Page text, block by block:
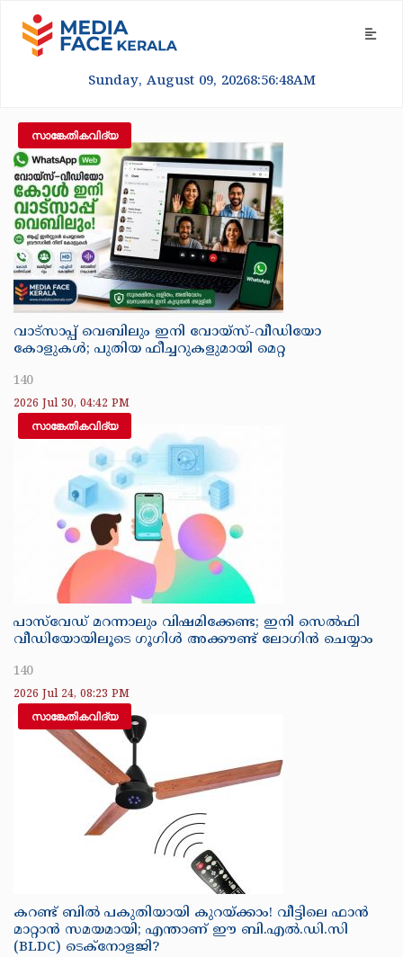
Sunday, August 09, 20268:56:50AM
സാങ്കേതികവിദ്യ
വാട്‌സാപ്പ് വെബിലും ഇനി വോയ്‌സ്-വീഡിയോ
കോളുകൾ; പുതിയ ഫീച്ചറുകളുമായി മെറ്റ
140
2026 Jul 30, 04:42 PM
സാങ്കേതികവിദ്യ
പാസ്‌വേഡ് മറന്നാലും വിഷമിക്കേണ്ട; ഇനി സെല്‍ഫി
വീഡിയോയിലൂടെ ഗൂഗിള്‍ അക്കൗണ്ട് ലോഗിന്‍ ചെയ്യാം
140
2026 Jul 24, 08:23 PM
സാങ്കേതികവിദ്യ
കറണ്ട് ബിൽ പകുതിയായി കുറയ്ക്കാം! വീട്ടിലെ ഫാൻ
മാറ്റാൻ സമയമായി; എന്താണ് ഈ ബി.എൽ.ഡി.സി
(BLDC) ടെക്നോളജി?